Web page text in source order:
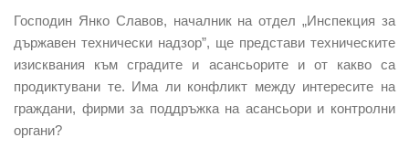
Господин Янко Славов, началник на отдел „Инспекция за
държавен технически надзор”, ще представи техническите
изисквания към сградите и асансьорите и от какво са
продиктувани те. Има ли конфликт между интересите на
граждани, фирми за поддръжка на асансьори и контролни
органи?